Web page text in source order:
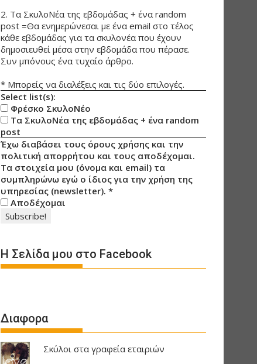
2. Τα ΣκυλοΝέα της εβδομάδας + ένα random
post =Θα ενημερώνεσαι με ένα email στο τέλος
κάθε εβδομάδας για τα σκυλονέα που έχουν
δημοσιευθεί μέσα στην εβδομάδα που πέρασε.
Συν μπόνους ένα τυχαίο άρθρο.
* Μπορείς να διαλέξεις και τις δύο επιλογές.
Select list(s):
Φρέσκο ΣκυλοΝέο
Τα ΣκυλοΝέα της εβδομάδας + ένα random
post
Έχω διαβάσει τους όρους χρήσης και την
πολιτική απορρήτου και τους αποδέχομαι.
Τα στοιχεία μου (όνομα και email) τα
συμπληρώνω εγώ ο ίδιος για την χρήση της
υπηρεσίας (newsletter). *
Αποδέχομαι
Η Σελίδα μου στο Facebook
Διαφορα
Σκύλοι στα γραφεία εταιριών